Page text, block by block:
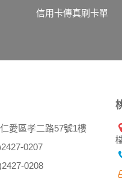
連線設備的 IP 位址、使
的網頁，除非您願意告
了在該資料或電子郵件
條款或產品、服務的特定
問題需查閱他人資料時
信用卡傳真刷卡單
愛區孝二路57號1樓
0207
0208